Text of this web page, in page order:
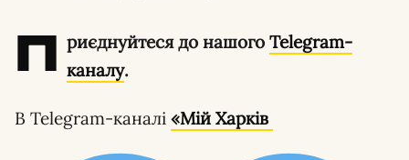
П риєднуйтеся до нашогоTelegram-
каналу.
В Telegram-каналі «Мій Харків